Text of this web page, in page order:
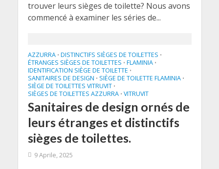
trouver leurs sièges de toilette? Nous avons
commencé à examiner les séries de...
AZZURRA • DISTINCTIFS SIÈGES DE TOILETTES •
ÉTRANGES SIÈGES DE TOILETTES • FLAMINIA •
IDENTIFICATION SIÈGE DE TOILETTE •
SANITAIRES DE DESIGN • SIÈGE DE TOILETTE FLAMINIA •
SIÈGE DE TOILETTES VITRUVIT •
SIÈGES DE TOILETTES AZZURRA • VITRUVIT
Sanitaires de design ornés de
leurs étranges et distinctifs
sièges de toilettes.
9 Aprile, 2025